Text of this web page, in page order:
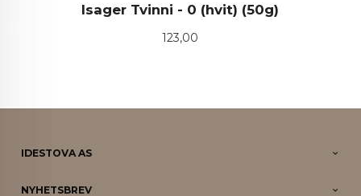
Isager Tvinni - 0 (hvit) (50g)
Pris
123,00
IDESTOVA AS
NYHETSBREV